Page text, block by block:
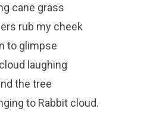
cane grass
rub my cheek
to glimpse
laughing
the tree
to Rabbit cloud.